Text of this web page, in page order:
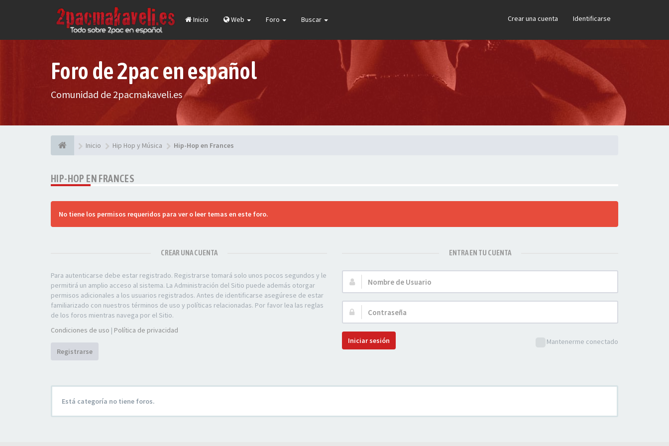
Inicio Web Foro Buscar Crear una cuenta Identificarse
Foro de 2pac en español
Comunidad de 2pacmakaveli.es
Inicio Hip Hop y Música Hip-Hop en Frances
HIP-HOP EN FRANCES
No tiene los permisos requeridos para ver o leer temas en este foro.
CREAR UNA CUENTA
Para autenticarse debe estar registrado. Registrarse tomará solo unos pocos segundos y le
permitirá un amplio acceso al sistema. La Administración del Sitio puede además otorgar
permisos adicionales a los usuarios registrados. Antes de identificarse asegúrese de estar
familiarizado con nuestros términos de uso y políticas relacionadas. Por favor lea las reglas
de los foros mientras navega por el Sitio.
Condiciones de uso | Política de privacidad
Registrarse
ENTRA EN TU CUENTA
Nombre
de
Usuario:
Contraseña:
Mantenerme conectado
Iniciar sesión
Está categoría no tiene foros.